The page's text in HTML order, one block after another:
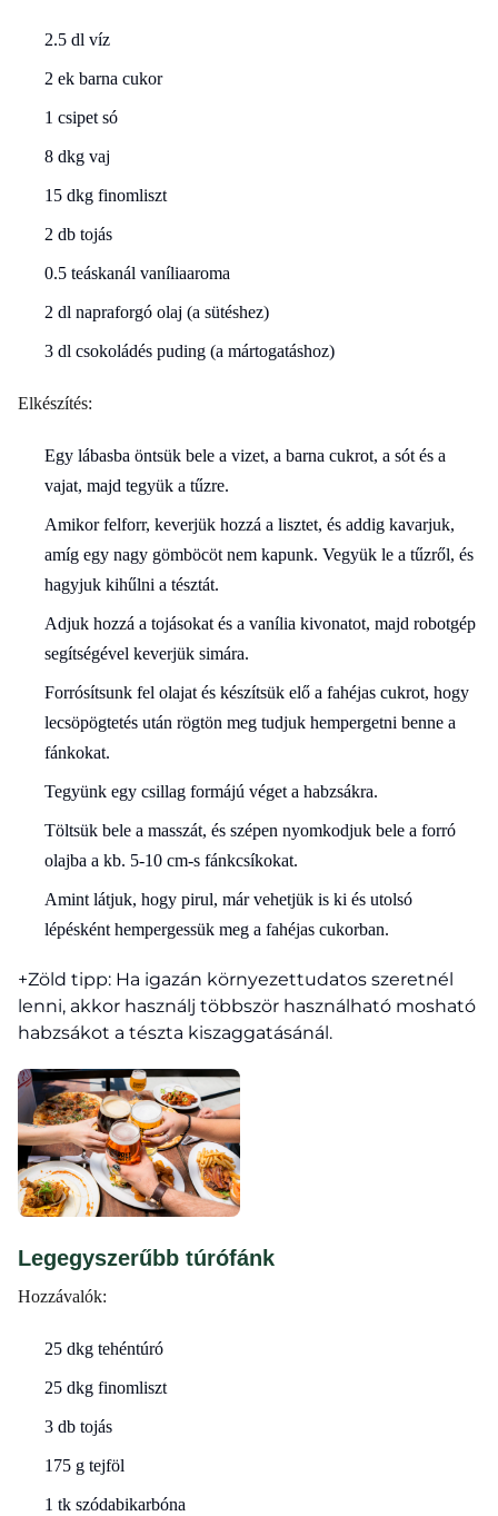
2.5 dl víz
2 ek barna cukor
1 csipet só
8 dkg vaj
15 dkg finomliszt
2 db tojás
0.5 teáskanál vaníliaaroma
2 dl napraforgó olaj (a sütéshez)
3 dl csokoládés puding (a mártogatáshoz)
Elkészítés:
Egy lábasba öntsük bele a vizet, a barna cukrot, a sót és a
vajat, majd tegyük a tűzre.
Amikor felforr, keverjük hozzá a lisztet, és addig kavarjuk,
amíg egy nagy gömböcöt nem kapunk. Vegyük le a tűzről, és
hagyjuk kihűlni a tésztát.
Adjuk hozzá a tojásokat és a vanília kivonatot, majd robotgép
segítségével keverjük simára.
Forrósítsunk fel olajat és készítsük elő a fahéjas cukrot, hogy
lecsöpögtetés után rögtön meg tudjuk hempergetni benne a
fánkokat.
Tegyünk egy csillag formájú véget a habzsákra.
Töltsük bele a masszát, és szépen nyomkodjuk bele a forró
olajba a kb. 5-10 cm-s fánkcsíkokat.
Amint látjuk, hogy pirul, már vehetjük is ki és utolsó
lépésként hempergessük meg a fahéjas cukorban.
+Zöld tipp: Ha igazán környezettudatos szeretnél
lenni, akkor használj többször használható mosható
habzsákot a tészta kiszaggatásánál.
Legegyszerűbb túrófánk
Hozzávalók:
25 dkg tehéntúró
25 dkg finomliszt
3 db tojás
175 g tejföl
1 tk szódabikarbóna